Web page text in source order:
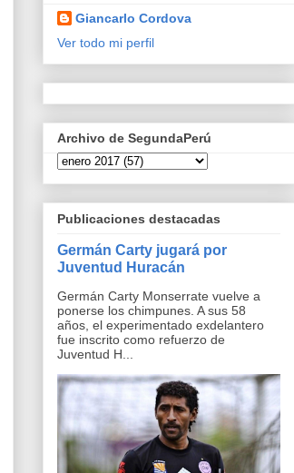
Giancarlo Cordova
Ver todo mi perfil
Archivo de SegundaPerú
Publicaciones destacadas
Germán Carty jugará por
Juventud Huracán
Germán Carty Monserrate vuelve a
ponerse los chimpunes. A sus 58
años, el experimentado exdelantero
fue inscrito como refuerzo de
Juventud H...